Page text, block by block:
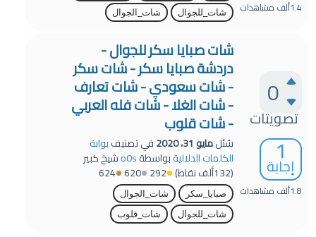
1.4ألف مشاهدات
شات_للجوال
شات_الجوال
0
تصويتات
1
إجابة
1.8ألف مشاهدات
شات صبايا سكر للجوال -
دردشة صبايا سكر - شات سكر
- شات سعودي - شات تعارف
- شات الغلا - شات فله العربي
- شات قلوب
سُئلمايو 31، 2020 في تصنيفبوابة
الكلمات الدلاليةبواسطةo0sشيخ كبير
(132ألف نقاط) 292
620
624
صبايا_سكر
شات_الجوال
شات_للجوال
شات_قلوب